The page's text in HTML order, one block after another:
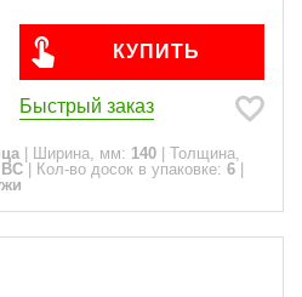
КУПИТЬ
Быстрый заказ
Ширина, мм: 140
Толщина,
ВС Кол-во досок в упаковке: 6